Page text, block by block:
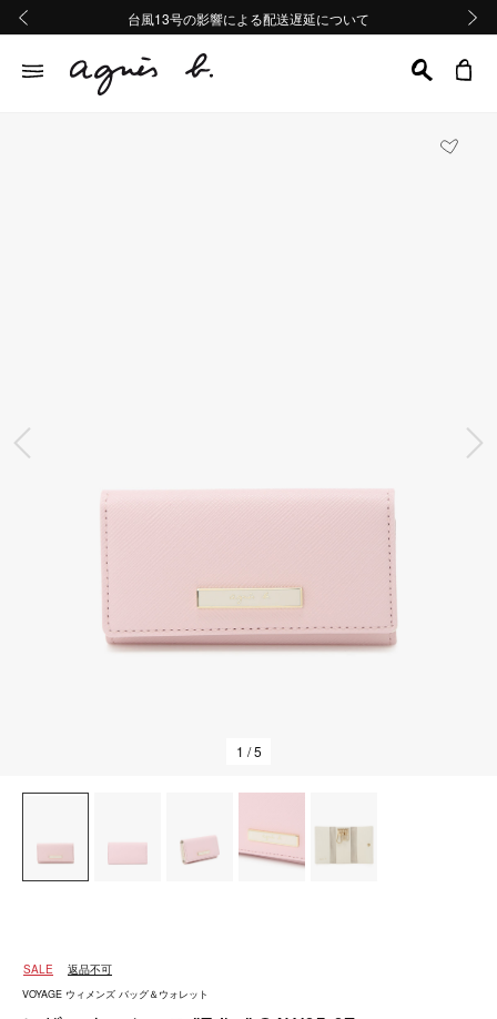
熊本地域地震の影響による配送遅延について
Summer Sale 2buy10%OFF!!
台風13号の影響による配送遅延について
熊本地域地震の影響による配送遅延について
Summer Sale 2buy10%OFF!!
前の画像
1 / 5
SALE 返品不可
VOYAGE ウィメンズ バッグ＆ウォレット